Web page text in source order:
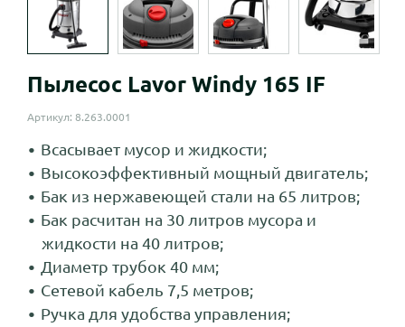
Пылесос Lavor Windy 165 IF
Артикул: 8.263.0001
Всасывает мусор и жидкости;
Высокоэффективный мощный двигатель;
Бак из нержавеющей стали на 65 литров;
Бак расчитан на 30 литров мусора и
жидкости на 40 литров;
Диаметр трубок 40 мм;
Сетевой кабель 7,5 метров;
Ручка для удобства управления;